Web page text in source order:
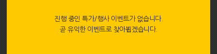
진행 중인 특가/행사 이벤트가 없습니다.
곧 유익한 이벤트로 찾아뵙겠습니다.